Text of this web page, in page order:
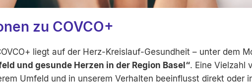
zu COVCO+
liegt auf der Herz-Kreislauf-Gesundheit – unter dem
und gesunde Herzen in der Region Basel“. Eine Vielzahl
Umfeld und in unserem Verhalten beeinflusst direkt oder